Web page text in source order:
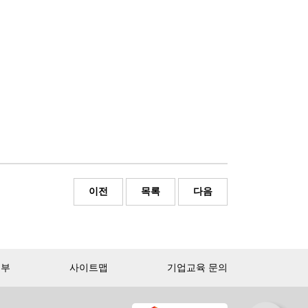
이전 목록 다음
사이트맵 기업교육 문의